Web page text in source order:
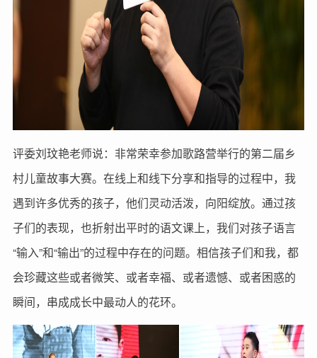
评委刘玟艳老师说：非常荣幸参加歌路营举行的第二届乡
村儿童故事大赛。在线上和线下分享和指导的过程中，我
遇到许多优秀的孩子，他们灵动活泼，向阳绽放。通过孩
子们的表现，也折射出平时的语文课上，我们对孩子语言
“输入”和“输出”的过程中存在的问题。相信孩子们和我，都
会珍藏这些或者微笑、或者幸福、或者遗憾、或者困惑的
瞬间，串成成长中最动人的花环。